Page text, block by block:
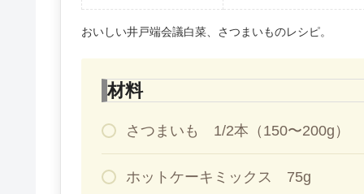
おいしい井戸端会議白菜、さつまいものレシピ。
材料
さつまいも 1/2本（150〜200g）
ホットケーキミックス 75g